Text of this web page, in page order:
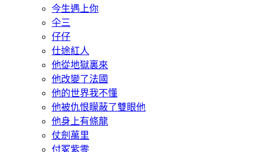
今生遇上你
仐三
仔仔
仕途紅人
他從地獄裏來
他改變了法國
他的世界我不懂
他被仇恨矇蔽了雙眼他
他身上有條龍
仗劍萬里
付冢紫零